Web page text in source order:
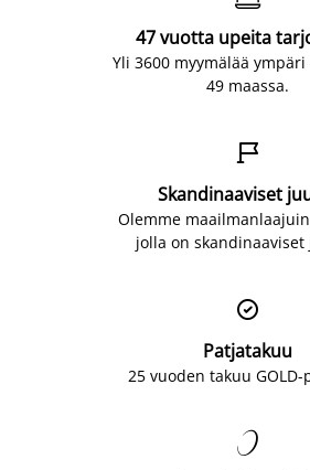
47 vuotta upeita
Yli 3600 myymälää
49 maassa.

Skandinaaviset
Olemme
jolla on

Patjatakuu
25 vuoden takuu
